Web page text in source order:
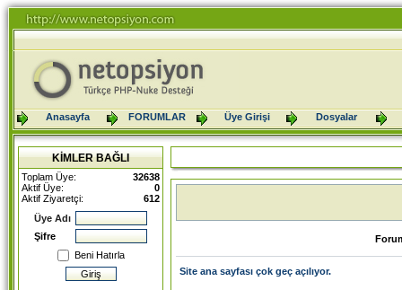
Anasayfa FORUMLAR Üye Girişi Dosyalar
KİMLER BAĞLI
Toplam Üye:
32638
Aktif Üye:
0
Aktif Ziyaretçi:
612
Üye Adı
Şifre
Beni Hatırla
Site ana sayfası çok geç açılıyor.